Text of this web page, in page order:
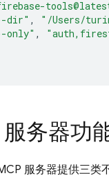
dir" , "/Users/
only" ,
服务器功
服务器提供三类